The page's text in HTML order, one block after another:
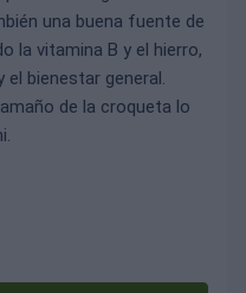
una buena fuente de
la vitamina B y el hierro,
el bienestar general.
de la croqueta lo